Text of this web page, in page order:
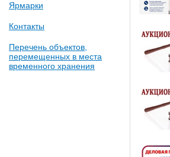
Ярмарки
Контакты
Перечень объектов,
перемещенных в места
временного хранения